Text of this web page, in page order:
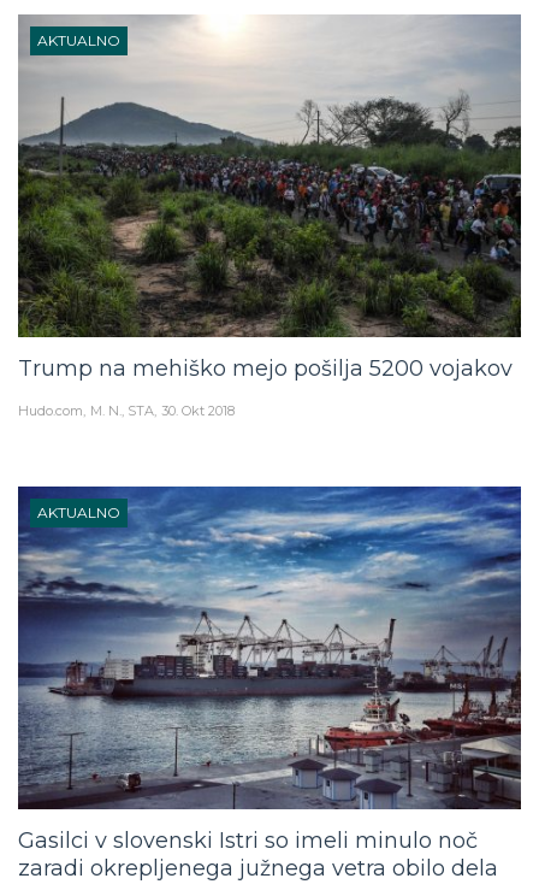
AKTUALNO
Trump na mehiško mejo pošilja 5200 vojakov
Hudo.com M. N., STA 30. Okt 2018
AKTUALNO
Gasilci v slovenski Istri so imeli minulo noč
zaradi okrepljenega južnega vetra obilo dela